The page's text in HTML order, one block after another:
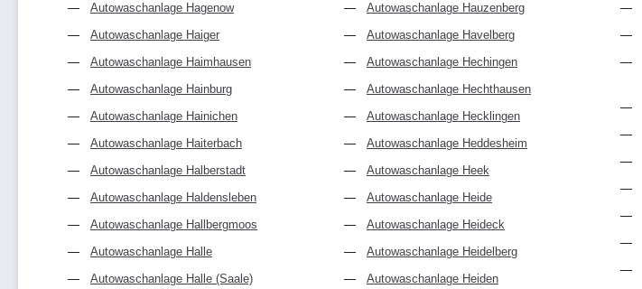
Autowaschanlage Hagenow
Autowaschanlage Haiger
Autowaschanlage Haimhausen
Autowaschanlage Hainburg
Autowaschanlage Hainichen
Autowaschanlage Haiterbach
Autowaschanlage Halberstadt
Autowaschanlage Haldensleben
Autowaschanlage Hallbergmoos
Autowaschanlage Halle
Autowaschanlage Halle (Saale)
Autowaschanlage Hauzenberg
Autowaschanlage Havelberg
Autowaschanlage Hechingen
Autowaschanlage Hechthausen
Autowaschanlage Hecklingen
Autowaschanlage Heddesheim
Autowaschanlage Heek
Autowaschanlage Heide
Autowaschanlage Heideck
Autowaschanlage Heidelberg
Autowaschanlage Heiden